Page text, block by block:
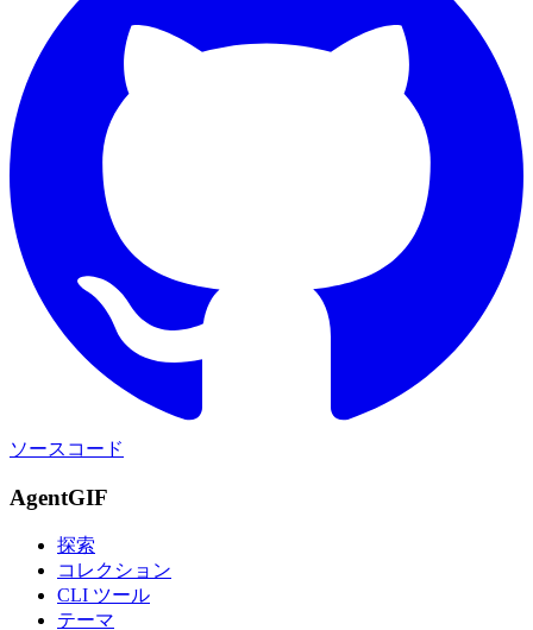
ソースコード
AgentGIF
探索
コレクション
CLI ツール
テーマ